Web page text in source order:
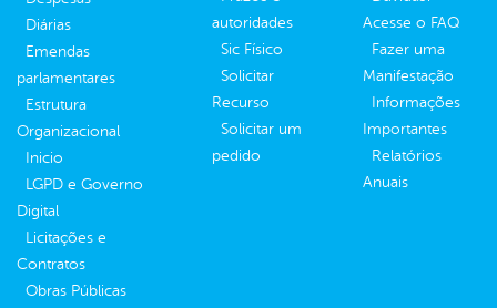
Diárias
Emendas
parlamentares
Estrutura
Organizacional
Inicio
LGPD e Governo
Digital
Licitações e
Contratos
Obras Públicas
autoridades
Sic Físico
Solicitar
Recurso
Solicitar um
pedido
Acesse o FAQ
Fazer uma
Manifestação
Informações
Importantes
Relatórios
Anuais